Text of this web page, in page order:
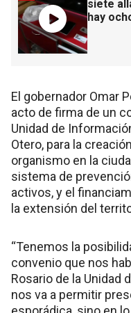
siete
hay
El gobernador Omar
acto de firma de un
Unidad de
Otero, para la
organismo en la
sistema de
activos, y el
la extensión del
“Tenemos la
convenio que nos
Rosario de la Unidad
nos va a permitir